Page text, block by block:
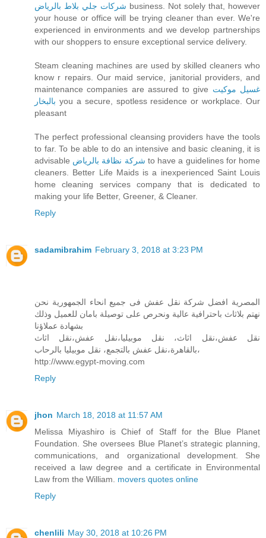
شركات جلي بلاط بالرياض business. Not solely that, however
your house or office will be trying cleaner than ever. We're
experienced in environments and we develop partnerships
with our shoppers to ensure exceptional service delivery.
Steam cleaning machines are used by skilled cleaners who
know r repairs. Our maid service, janitorial providers, and
maintenance companies are assured to give غسيل موكيت
بالبخار you a secure, spotless residence or workplace. Our
pleasant
The perfect professional cleansing providers have the tools
to far. To be able to do an intensive and basic cleaning, it is
advisable شركة نظافة بالرياض to have a guidelines for home
cleaners. Better Life Maids is a inexperienced Saint Louis
home cleaning services company that is dedicated to
making your life Better, Greener, & Cleaner.
Reply
sadamibrahim February 3, 2018 at 3:23 PM
المصرية افضل شركة نقل عفش فى جميع انحاء الجمهورية نحن
نهتم بلاثاث باحترافية عالية ونحرص على توصيلة بامان للعميل وذلك
بشهادة عملاؤنا
نقل عفش،نقل اثاث، نقل موبيليا،نقل عفش،نقل اثاث
بالقاهرة،نقل عفش بالتجمع، نقل موبيليا بالرحاب،
http://www.egypt-moving.com
Reply
jhon March 18, 2018 at 11:57 AM
Melissa Miyashiro is Chief of Staff for the Blue Planet
Foundation. She oversees Blue Planet’s strategic planning,
communications, and organizational development. She
received a law degree and a certificate in Environmental
Law from the William. movers quotes online
Reply
chenlili May 30, 2018 at 10:26 PM